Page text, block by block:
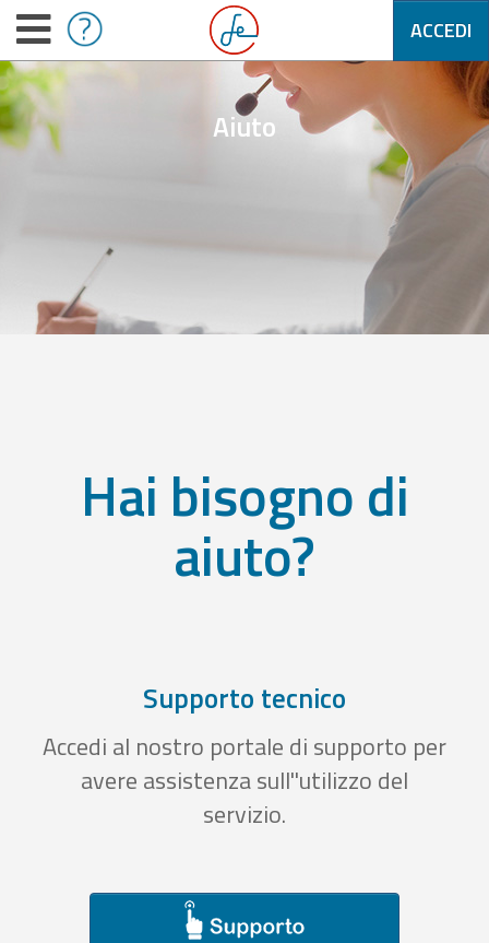
ACCEDI
Aiuto
Hai bisogno di
aiuto?
Supporto tecnico
Accedi al nostro portale di supporto per
avere assistenza sull''utilizzo del
servizio.